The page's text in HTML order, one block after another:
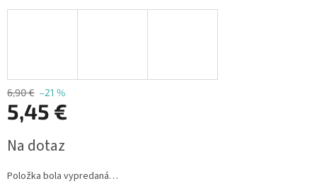
6,90 € –21 %
5,45 €
cena:
Na dotaz
Položka bola vypredaná…